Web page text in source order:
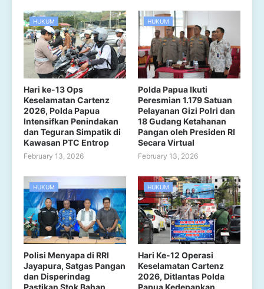
HUKUM
Hari ke-13 Ops
Keselamatan Cartenz
2026, Polda Papua
Intensifkan Penindakan
dan Teguran Simpatik di
Kawasan PTC Entrop
February 13, 2026
HUKUM
Polda Papua Ikuti
Peresmian 1.179 Satuan
Pelayanan Gizi Polri dan
18 Gudang Ketahanan
Pangan oleh Presiden RI
Secara Virtual
February 13, 2026
HUKUM
Polisi Menyapa di RRI
Jayapura, Satgas Pangan
dan Disperindag
HUKUM
Hari Ke-12 Operasi
Keselamatan Cartenz
2026, Ditlantas Polda